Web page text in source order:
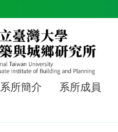
系所簡介 系所成員